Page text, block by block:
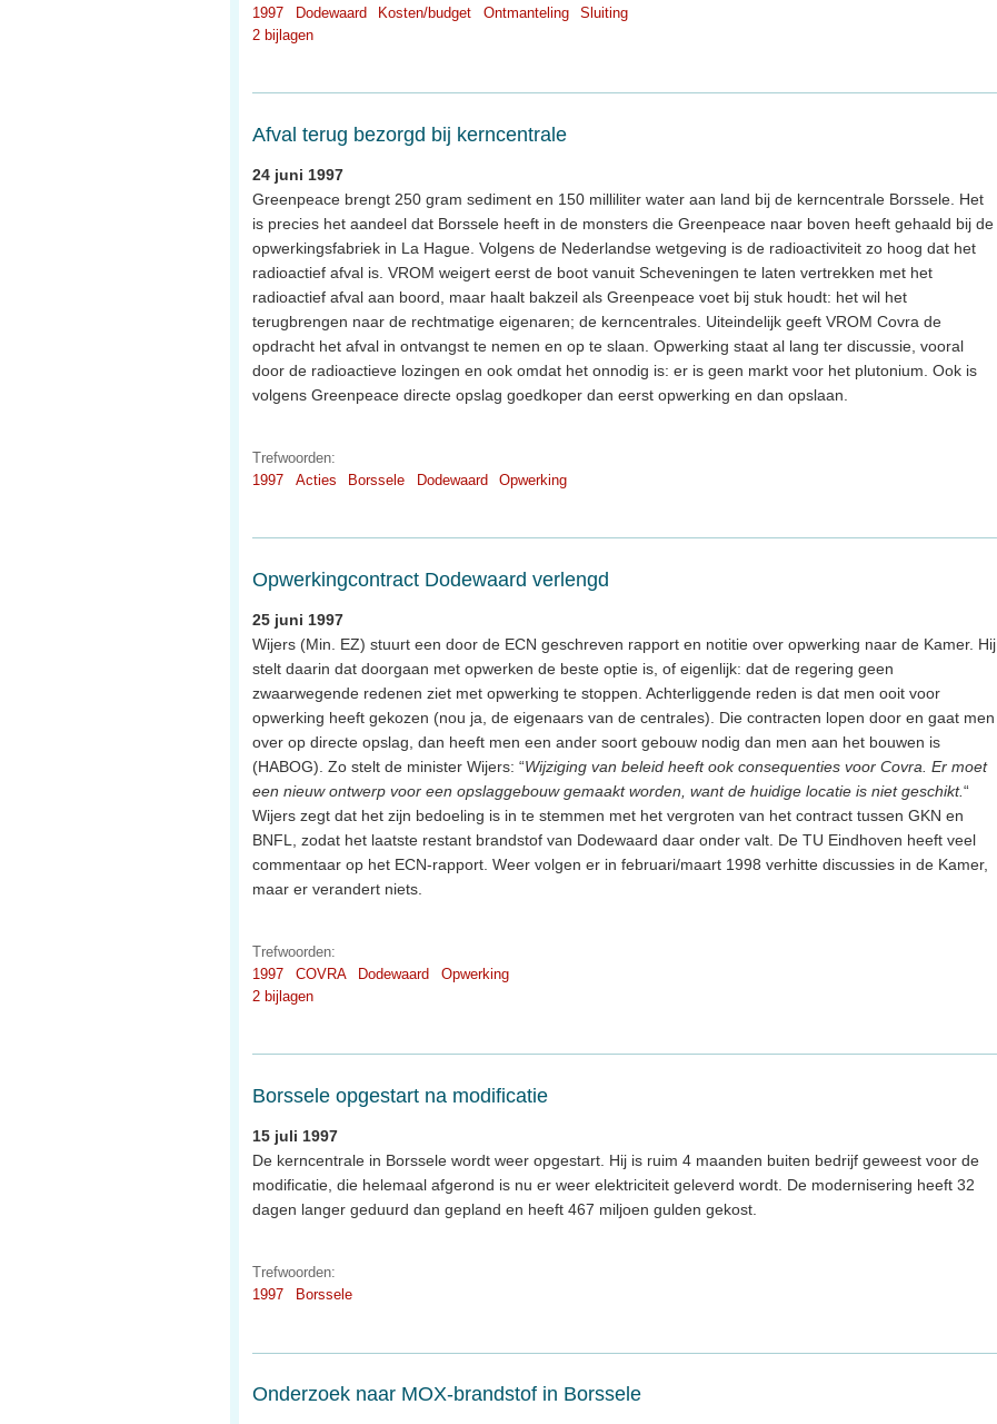
1997
Dodewaard Kosten/budget Ontmanteling
Sluiting
2 bijlagen
Afval terug bezorgd bij kerncentrale
24 juni 1997
Greenpeace brengt 250 gram sediment en 150 milliliter water aan land bij de kerncentrale Borssele. Het
is precies het aandeel dat Borssele heeft in de monsters die Greenpeace naar boven heeft gehaald bij de
opwerkingsfabriek in La Hague. Volgens de Nederlandse wetgeving is de radioactiviteit zo hoog dat het
radioactief afval is. VROM weigert eerst de boot vanuit Scheveningen te laten vertrekken met het
radioactief afval aan boord, maar haalt bakzeil als Greenpeace voet bij stuk houdt: het wil het
terugbrengen naar de rechtmatige eigenaren; de kerncentrales. Uiteindelijk geeft VROM Covra de
opdracht het afval in ontvangst te nemen en op te slaan. Opwerking staat al lang ter discussie, vooral
door de radioactieve lozingen en ook omdat het onnodig is: er is geen markt voor het plutonium. Ook is
volgens Greenpeace directe opslag goedkoper dan eerst opwerking en dan opslaan.
Trefwoorden:
1997
Acties Borssele Dodewaard Opwerking
Opwerkingcontract Dodewaard verlengd
25 juni 1997
Wijers (Min. EZ) stuurt een door de ECN geschreven rapport en notitie over opwerking naar de Kamer. Hij
stelt daarin dat doorgaan met opwerken de beste optie is, of eigenlijk: dat de regering geen
zwaarwegende redenen ziet met opwerking te stoppen. Achterliggende reden is dat men ooit voor
opwerking heeft gekozen (nou ja, de eigenaars van de centrales). Die contracten lopen door en gaat men
over op directe opslag, dan heeft men een ander soort gebouw nodig dan men aan het bouwen is
(HABOG). Zo stelt de minister Wijers: “Wijziging van beleid heeft ook consequenties voor Covra. Er moet
een nieuw ontwerp voor een opslaggebouw gemaakt worden, want de huidige locatie is niet geschikt.“
Wijers zegt dat het zijn bedoeling is in te stemmen met het vergroten van het contract tussen GKN en
BNFL, zodat het laatste restant brandstof van Dodewaard daar onder valt. De TU Eindhoven heeft veel
commentaar op het ECN-rapport. Weer volgen er in februari/maart 1998 verhitte discussies in de Kamer,
maar er verandert niets.
Trefwoorden:
1997
COVRA Dodewaard
Opwerking
2 bijlagen
Borssele opgestart na modificatie
15 juli 1997
De kerncentrale in Borssele wordt weer opgestart. Hij is ruim 4 maanden buiten bedrijf geweest voor de
modificatie, die helemaal afgerond is nu er weer elektriciteit geleverd wordt. De modernisering heeft 32
dagen langer geduurd dan gepland en heeft 467 miljoen gulden gekost.
Trefwoorden:
1997
Borssele
Onderzoek naar MOX-brandstof in Borssele